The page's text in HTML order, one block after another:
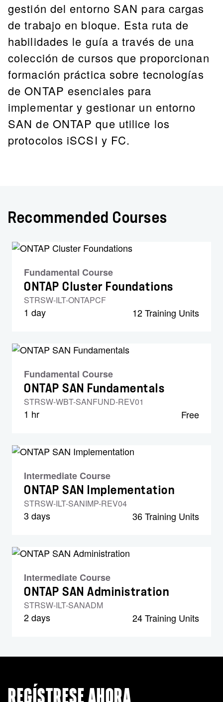
gestión del entorno SAN para cargas
de trabajo en bloque. Esta ruta de
habilidades le guía a través de una
colección de cursos que proporcionan
formación práctica sobre tecnologías
de ONTAP esenciales para
implementar y gestionar un entorno
SAN de ONTAP que utilice los
protocolos iSCSI y FC.
Recommended Courses
Fundamental Course
ONTAP Cluster Foundations
STRSW-ILT-ONTAPCF
1 day 12 Training Units
Fundamental Course
ONTAP SAN Fundamentals
STRSW-WBT-SANFUND-REV01
1 hr Free
Intermediate Course
ONTAP SAN Implementation
STRSW-ILT-SANIMP-REV04
3 days 36 Training Units
Intermediate Course
ONTAP SAN Administration
STRSW-ILT-SANADM
2 days 24 Training Units
REGÍSTRESE AHORA